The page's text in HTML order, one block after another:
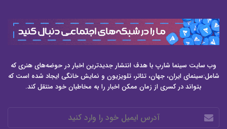
وب سایت سینما شارپ با هدف انتشار جدیدترین اخبار در حوضه‌های هنری که
شامل:سینمای ایران، جهان، تئاتر، تلویزیون و نمایش خانگی ایجاد شده است که
بتواند در کسری از زمان ممکن اخبار را به مخاطبان خود منتقل کند.
آدرس
ایمیل